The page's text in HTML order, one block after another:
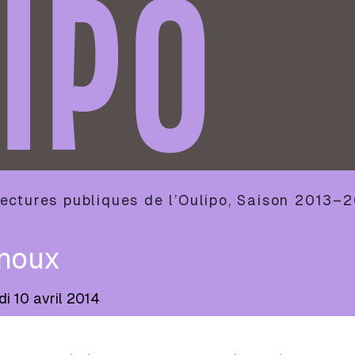
publiques de l’Oulipo, Saison
10 avril 2014